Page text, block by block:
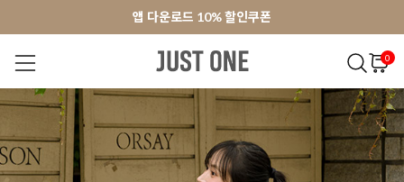
앱 다운로드 10% 할인쿠폰
회원가입 쿠폰 3000원
앱 다운로드 10% 할인쿠폰
회원가입 쿠폰 3000원
0
NEW 7% MADE . J 상의 팬츠 아